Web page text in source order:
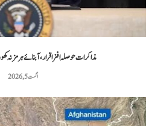
مذاکرات حوصلہ افزا قرار،آبنائے ہرمز نہ
اگست 5, 2026